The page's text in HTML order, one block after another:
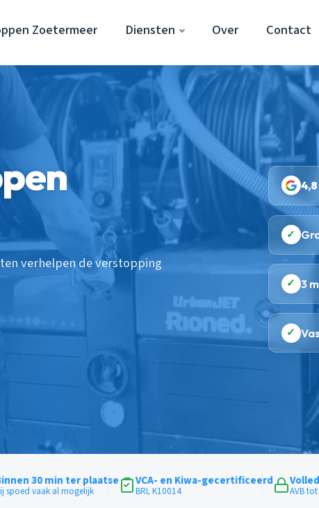
Zoetermeer Diensten Over Contact
verhelpen de verstopping
4,8
✓
✓ 3
✓
30 min ter plaatse
spoed vaak al mogelijk
VCA- en Kiwa-gecertificeerd
BRL K10014 AVB